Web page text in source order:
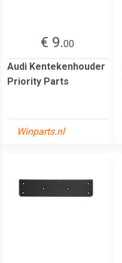
€ 9.00
Audi Kentekenhouder
Priority Parts
Winparts.nl